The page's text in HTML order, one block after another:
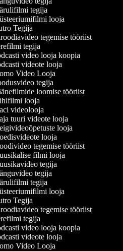
tegija
looja
Tegija
tegemise tööriist
tegija
video looja koopia
videote looja
Video Looja
tegija
loomise tööriist
looja
videolooja
tuuri videote looja
looja
looja
tegemise tööriist
filmi looja
tegija
tegija
tegija
looja
Tegija
tegemise tööriist
tegija
video looja koopia
videote looja
Video Looja